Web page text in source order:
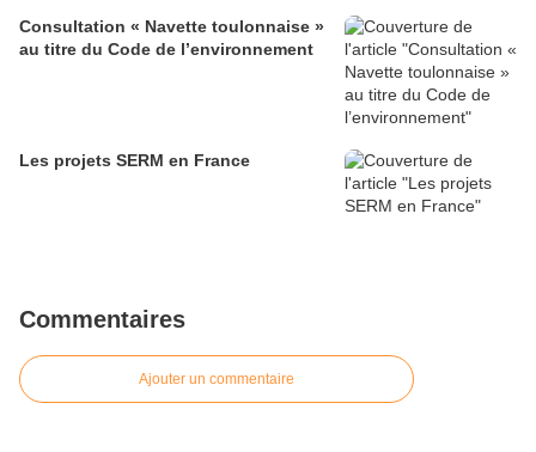
Consultation « Navette toulonnaise »
au titre du Code de l’environnement
Les projets SERM en France
Commentaires
Ajouter un commentaire